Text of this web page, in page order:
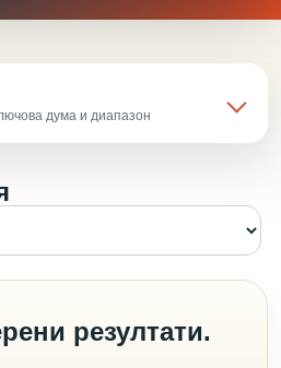
дума и диапазон
резултати.